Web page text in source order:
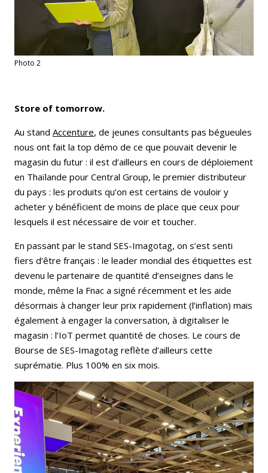
Photo 2
Store of tomorrow.
Au stand Accenture, de jeunes consultants pas bégueules
nous ont fait la top démo de ce que pouvait devenir le
magasin du futur : il est d’ailleurs en cours de déploiement
en Thaïlande pour Central Group, le premier distributeur
du pays : les produits qu’on est certains de vouloir y
acheter y bénéficient de moins de place que ceux pour
lesquels il est nécessaire de voir et toucher.
En passant par le stand SES-Imagotag, on s’est senti
fiers d’être français : le leader mondial des étiquettes est
devenu le partenaire de quantité d’enseignes dans le
monde, même la Fnac a signé récemment et les aide
désormais à changer leur prix rapidement (l’inflation) mais
également à engager la conversation, à digitaliser le
magasin : l’IoT permet quantité de choses. Le cours de
Bourse de SES-Imagotag reflète d’ailleurs cette
suprématie. Plus 100% en six mois.